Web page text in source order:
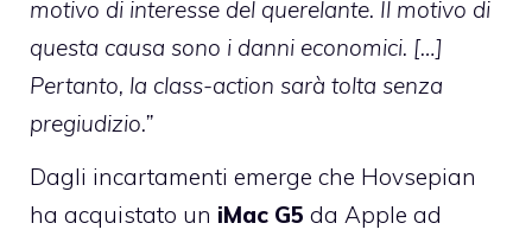
motivo di interesse del querelante. Il motivo di
questa causa sono i danni economici. […]
Pertanto, la class-action sarà tolta senza
pregiudizio.”
Dagli incartamenti emerge che Hovsepian
ha acquistato un iMac G5 da Apple ad